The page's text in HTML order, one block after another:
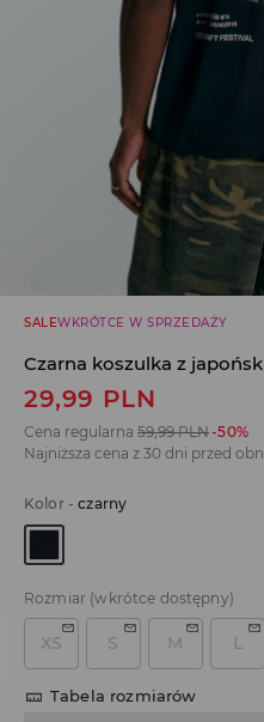
SALEWKRÓTCE W SPRZEDAŻY
Czarna koszulka z
29,99 PLN
Cena regularna 59,99 PLN-50%
Najniższa cena z 30 dni przed
Kolor-czarny
Rozmiar (wkrótce dostępny)
XS S M L
Tabela rozmiarów